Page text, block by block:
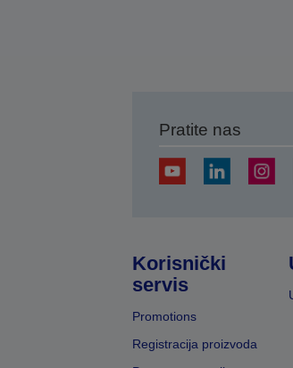
Pratite nas
Korisnički
servis
Promotions
Registracija proizvoda